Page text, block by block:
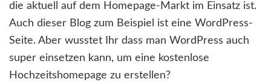
die aktuell auf dem Homepage-Markt im Einsatz ist.
Auch dieser Blog zum Beispiel ist eine WordPress-
Seite. Aber wusstet Ihr dass man WordPress auch
super einsetzen kann, um eine kostenlose
Hochzeitshomepage zu erstellen?